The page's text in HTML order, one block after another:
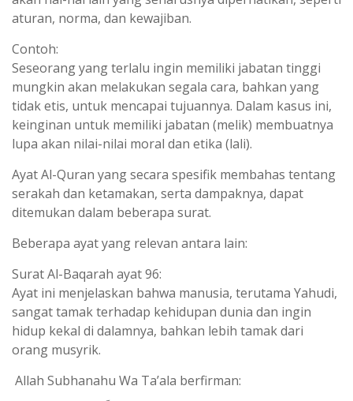
aturan, norma, dan kewajiban.
Contoh:
Seseorang yang terlalu ingin memiliki jabatan tinggi
mungkin akan melakukan segala cara, bahkan yang
tidak etis, untuk mencapai tujuannya. Dalam kasus ini,
keinginan untuk memiliki jabatan (melik) membuatnya
lupa akan nilai-nilai moral dan etika (lali).
Ayat Al-Quran yang secara spesifik membahas tentang
serakah dan ketamakan, serta dampaknya, dapat
ditemukan dalam beberapa surat.
Beberapa ayat yang relevan antara lain:
Surat Al-Baqarah ayat 96:
Ayat ini menjelaskan bahwa manusia, terutama Yahudi,
sangat tamak terhadap kehidupan dunia dan ingin
hidup kekal di dalamnya, bahkan lebih tamak dari
orang musyrik.
Allah Subhanahu Wa Ta’ala berfirman: